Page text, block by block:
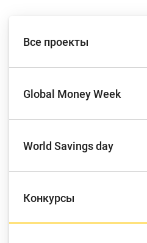
агентов
Финансовый
Все проекты
Global Money Week
World Savings day
Конкурсы